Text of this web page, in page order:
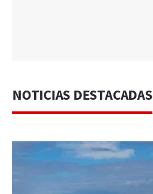
NOTICIAS DESTACADAS